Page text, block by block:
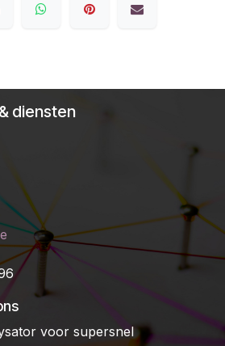
diensten
voor supersnel